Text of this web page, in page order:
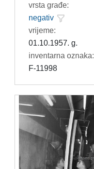
vrsta građe:
negativ
vrijeme:
01.10.1957. g.
inventarna oznaka:
F-11998